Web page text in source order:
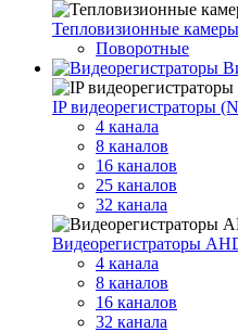
Тепловизионные камеры
Поворотные
IP видеорегистраторы
4 канала
8 каналов
16 каналов
25 каналов
32 канала
Видеорегистраторы
4 канала
8 каналов
16 каналов
32 канала